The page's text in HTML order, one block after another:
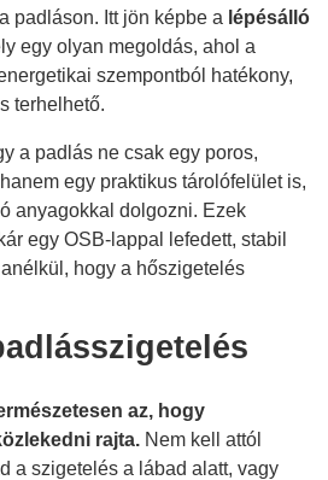
padláson. Itt jön képbe a lépésálló
egy olyan megoldás, ahol a
szempontból hatékony,
terhelhető.
a padlás ne csak egy poros,
egy praktikus tárolófelület is,
anyagokkal dolgozni. Ezek
egy OSB-lappal lefedett, stabil
hogy a hőszigetelés
az, hogy
rajta. Nem kell attól
a szigetelés a lábad alatt, vagy